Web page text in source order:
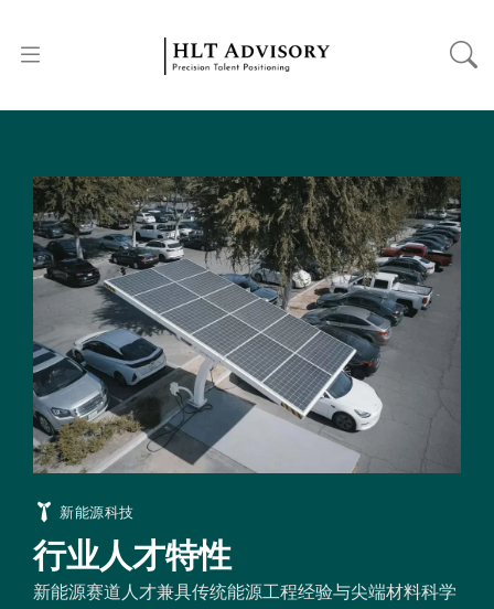
新能源科技
行业人才特性
新能源赛道人才兼具传统能源工程经验与尖端材料科学